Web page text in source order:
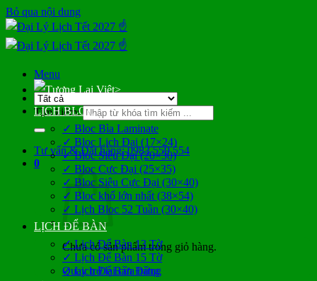
Bỏ qua nội dung
Menu
Tìm kiếm:
Tư vấn & Đặt hàng: 0983 559 554
0
Chưa có sản phẩm trong giỏ hàng.
Quay trở lại cửa hàng
>
LỊCH BLOC
✓ Bloc Bìa Laminate
✓ Bloc Lịch Đại (17×24)
✓ Bloc Siêu Đại (20×30)
✓ Bloc Cực Đại (25×35)
✓ Bloc Siêu Cực Đại (30×40)
✓ Bloc khổ lớn nhất (38×54)
✓ Lịch Bloc 52 Tuần (30×40)
LỊCH ĐỂ BÀN
✓ Lịch Để Bàn 13 Tờ
✓ Lịch Để Bàn 15 Tờ
✓ Lịch Để Bàn Đứng